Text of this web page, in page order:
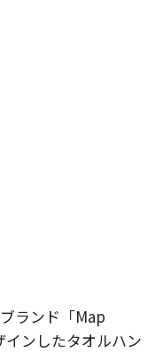
ランド「Map
ンしたタオルハン